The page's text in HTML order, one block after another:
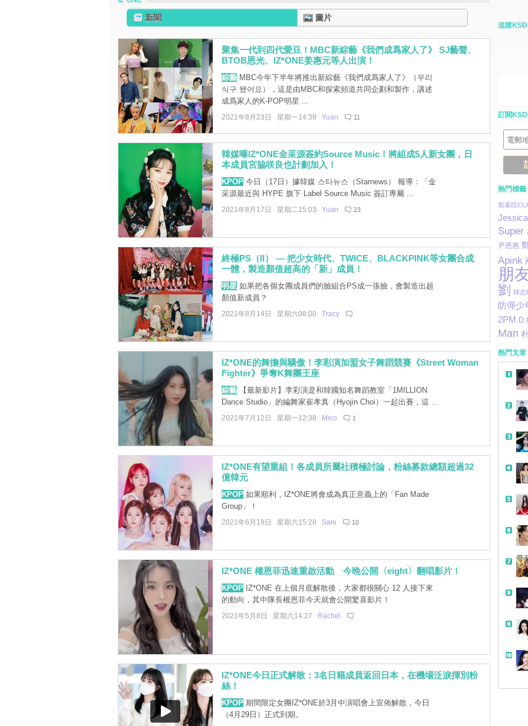
新聞 圖片
聚集一代到四代愛豆！MBC新綜藝《我們成爲家人了》 SJ藝聲、
BTOB恩光、IZ*ONE姜惠元等人出演！
綜藝MBC今年下半年將推出新綜藝《我們成爲家人了》（우리
식구 됐어요），這是由MBC和探索頻道共同企劃和製作，講述
成爲家人的K-POP明星 ...
2021年8月23日 星期一14:38 Yuan 11
韓媒曝IZ*ONE金采源簽約Source Music！將組成5人新女團，日
本成員宮脇咲良也計劃加入！
KPOP今日（17日）據韓媒 스타뉴스（Starnews） 報導：「金
采源最近與 HYPE 旗下 Label Source Music 簽訂專屬 ...
2021年8月17日 星期二15:03 Yuan 23
終極PS（II） — 把少女時代、TWICE、BLACKPINK等女團合成
一體，製造顏值超高的「新」成員！
明星如果把各個女團成員們的臉組合PS成一張臉，會製造出超
顏值新成員？
2021年8月14日 星期六08:00 Tracy
IZ*ONE的舞擔與驕傲！李彩演加盟女子舞蹈競賽《Street Woman
Fighter》爭奪K舞團王座
綜藝【最新影片】李彩演是和韓國知名舞蹈教室「1MILLION
Dance Studio」的編舞家崔孝真（Hyojin Choi）一起出賽，這 ...
2021年7月12日 星期一12:38 Mico 1
IZ*ONE有望重組！各成員所屬社積極討論，粉絲募款總額超過32
億韓元
KPOP如果順利，IZ*ONE將會成為真正意義上的「Fan Made
Group」！
2021年6月19日 星期六15:28 Sani 10
IZ*ONE 權恩菲迅速重啟活動 今晚公開〈eight〉翻唱影片！
KPOPIZ*ONE 在上個月底解散後，大家都很關心 12 人接下來
的動向，其中隊長權恩菲今天就會公開驚喜影片！
2021年5月8日 星期六14:27 Rachel
IZ*ONE今日正式解散：3名日籍成員返回日本，在機場泛淚揮別粉
絲！
KPOP期間限定女團IZ*ONE於3月中演唱會上宣佈解散，今日
（4月29日）正式到期。
追蹤KSD
訂閱KSD
熱門標籤
梨泰院
Jessica
Super
尹恩惠
Apink
朋
劉 韓志
防彈少
2PM
Man
熱門文章
帶